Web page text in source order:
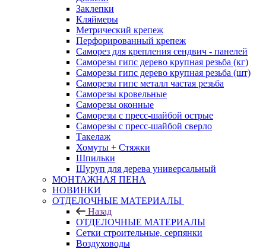
Заклепки
Кляймеры
Метрический крепеж
Перфорированный крепеж
Саморез для крепления сендвич - панелей
Саморезы гипс дерево крупная резьба (кг)
Саморезы гипс дерево крупная резьба (шт)
Саморезы гипс металл частая резьба
Саморезы кровельные
Саморезы оконные
Саморезы с пресс-шайбой острые
Саморезы с пресс-шайбой сверло
Такелаж
Хомуты + Стяжки
Шпильки
Шуруп для дерева универсальный
МОНТАЖНАЯ ПЕНА
НОВИНКИ
ОТДЕЛОЧНЫЕ МАТЕРИАЛЫ
Назад
ОТДЕЛОЧНЫЕ МАТЕРИАЛЫ
Сетки строительные, серпянки
Воздуховоды